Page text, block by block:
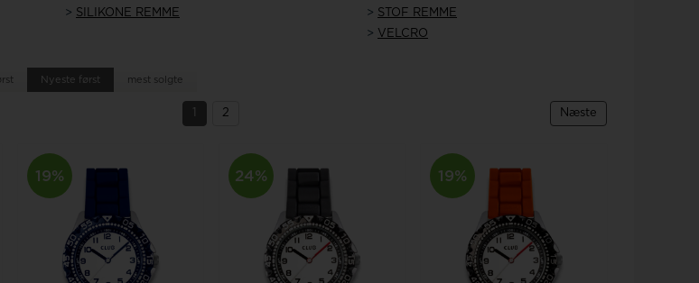
> SILIKONE REMME > STOF REMME
> VELCRO
Nyeste først mest solgte
2 Næste
19% 24% 19%